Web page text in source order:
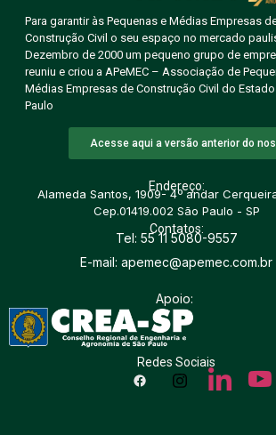
Para garantir às Pequenas e Médias Empresas
Construção Civil o seu espaço no mercado
Dezembro de 2000 um pequeno grupo de
reuniu e criou a APeMEC – Associação de
Médias Empresas de Construção Civil do
Paulo
Acesse aqui a versão anterior do
Endereço:
Alameda Santos, 1909- 4º andar
Cep.01419.002 São Paulo - SP
Contatos:
Tel: 55 11 5080-9557
E-mail: apemec@apemec.com.br
Apoio:
Redes Sociais